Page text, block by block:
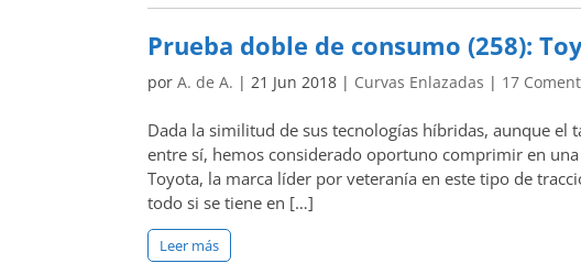
Prueba doble de consumo (258):
porA. de A. | 21 Jun 2018 | Curvas Enlazadas | 17
Dada la similitud de sus tecnologías híbridas, aunque
entre sí, hemos considerado oportuno comprimir en
Toyota, la marca líder por veteranía en este tipo de
todo si se tiene en […]
Leer más